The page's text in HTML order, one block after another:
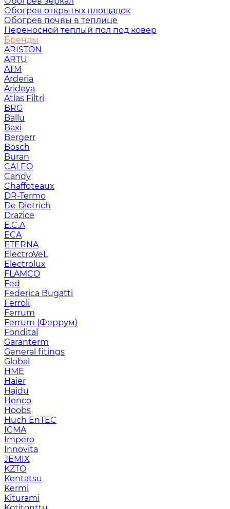
Обогрев открытых площадок
Обогрев почвы в теплице
Переносной теплый пол под ковер
Бренды
ARISTON
ARTU
ATM
Arderia
Arideya
Atlas Filtri
BRG
Ballu
Baxi
Bergerr
Bosch
Buran
CALEO
Candy
Chaffoteaux
DR-Termo
De Dietrich
Drazice
E.C.A
ECA
ETERNA
ElectroVeL
Electrolux
FLAMCO
Fed
Federica Bugatti
Ferroli
Ferrum
Ferrum (Феррум)
Fondital
Garanterm
General fitings
Global
HME
Haier
Hajdu
Henco
Hoobs
Huch EnTEC
ICMA
Impero
Innovita
JEMIX
KZTO
Kentatsu
Kermi
Kiturami